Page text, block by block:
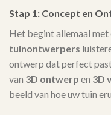
Stap 1: Concept en
Het begint allemaal met
tuinontwerpers
ontwerp dat perfect
van 3D ontwerp en 3D
beeld van hoe uw tuin